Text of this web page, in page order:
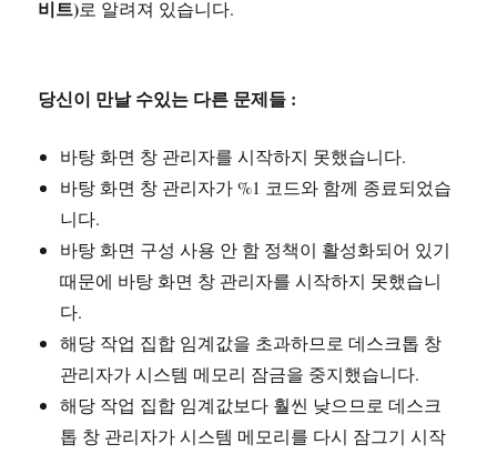
비트)로 알려져 있습니다.
당신이 만날 수있는 다른 문제들 :
바탕 화면 창 관리자를 시작하지 못했습니다.
바탕 화면 창 관리자가 %1 코드와 함께 종료되었습
니다.
바탕 화면 구성 사용 안 함 정책이 활성화되어 있기
때문에 바탕 화면 창 관리자를 시작하지 못했습니
다.
해당 작업 집합 임계값을 초과하므로 데스크톱 창
관리자가 시스템 메모리 잠금을 중지했습니다.
해당 작업 집합 임계값보다 훨씬 낮으므로 데스크
톱 창 관리자가 시스템 메모리를 다시 잠그기 시작